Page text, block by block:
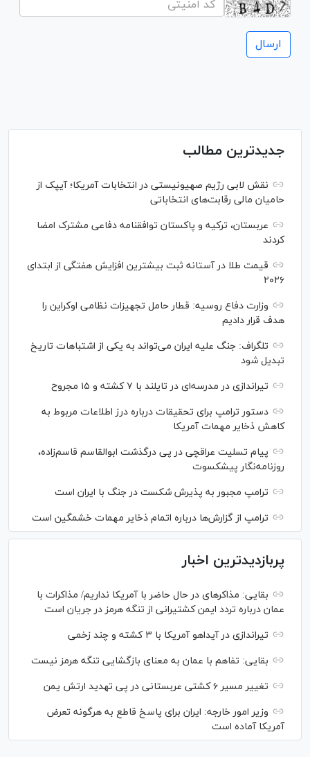
جدیدترین مطالب
نقش لابی رژیم صهیونیستی در انتخابات آمریکا؛ آیپک از
حامیان مالی رقابت‌های انتخاباتی
عربستان، ترکیه و پاکستان توافقنامه دفاعی مشترک امضا
کردند
قیمت طلا در آستانه ثبت بیشترین افزایش هفتگی از ابتدای
۲۰۲۶
وزارت دفاع روسیه: قطار حامل تجهیزات نظامی اوکراین را
هدف قرار دادیم
تلگراف: جنگ علیه ایران می‌تواند به یکی از اشتباهات تاریخ
تبدیل شود
تیراندازی در مدرسه‌ای در تایلند با ۷ کشته و ۱۵ مجروح
دستور ترامپ برای تحقیقات درباره درز اطلاعات مربوط به
کاهش ذخایر مهمات آمریکا
پیام تسلیت عراقچی در پی درگذشت ابوالقاسم قاسم‌زاده،
روزنامه‌نگار پیشکسوت
ترامپ مجبور به پذیرش شکست در جنگ با ایران است
ترامپ از گزارش‌ها درباره اتمام ذخایر مهمات خشمگین است
پربازدیدترین اخبار
بقایی: مذاکره‎ای در حال حاضر با آمریکا نداریم/ مذاکرات با
عمان درباره تردد ایمن کشتیرانی از تنگه هرمز در جریان است
تیراندازی در آیداهو آمریکا با ۳ کشته و چند زخمی
بقایی: تفاهم با عمان به معنای بازگشایی تنگه هرمز نیست
تغییر مسیر ۶ کشتی عربستانی در پی تهدید ارتش یمن
وزیر امور خارجه: ایران برای پاسخ قاطع به هرگونه تعرض
آمریکا آماده است